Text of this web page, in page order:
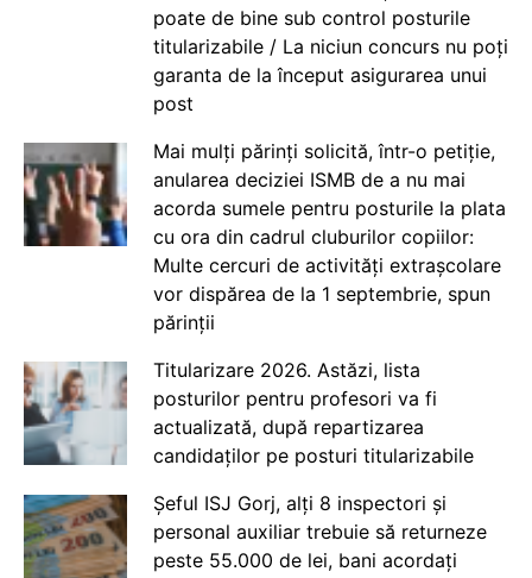
poate de bine sub control posturile
titularizabile / La niciun concurs nu poți
garanta de la început asigurarea unui
post
Mai mulți părinți solicită, într-o petiție,
anularea deciziei ISMB de a nu mai
acorda sumele pentru posturile la plata
cu ora din cadrul cluburilor copiilor:
Multe cercuri de activități extrașcolare
vor dispărea de la 1 septembrie, spun
părinții
Titularizare 2026. Astăzi, lista
posturilor pentru profesori va fi
actualizată, după repartizarea
candidaților pe posturi titularizabile
Șeful ISJ Gorj, alți 8 inspectori și
personal auxiliar trebuie să returneze
peste 55.000 de lei, bani acordați